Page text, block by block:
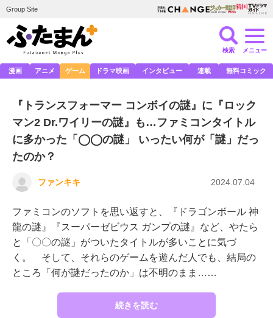
Group Site
検索 メニュー
漫画 アニメ ゲーム ドラマ映画 インタビュー 連載 無料コミック
『トランスフォーマー コンボイの謎』に『ロック
マン2 Dr.ワイリーの謎』も…ファミコンタイトル
に多かった「◯◯の謎」 いったい何が「謎」だっ
たのか？
ファンキキ 2024.07.04
ファミコンのソフトを思い返すと、『ドラゴンボール 神
龍の謎』『スーパーゼビウス ガンプの謎』など、やたら
と「〇〇の謎」がついたタイトルが多いことに気づ
く。 そして、それらのゲームを遊んだ人でも、結局の
ところ「何が謎だったのか」は不明のまま……
続きを読む